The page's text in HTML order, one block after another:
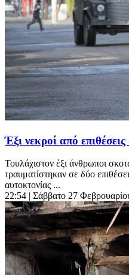
Έξι νεκροί από
Τουλάχιστον έξι άνθρωποι
τραυματίστηκαν σε δύο
αυτοκτονίας ...
22:54 | Σάββατο 27